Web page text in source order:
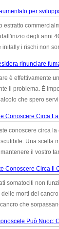
per
estratto
degli anni
i rischi non
rinunciare
è effettivamente
il problema. È
che spero
Conoscere Circa
conoscere circa
Una
il vostro
Conoscere Circa Il
somatociti non
morti del
che
Può Nuoc: